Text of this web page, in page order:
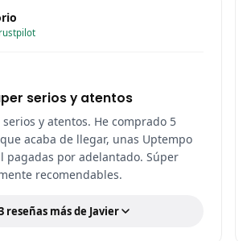
serios y atentos
y atentos. He comprado 5
acaba de llegar, unas Uptempo
pagadas por adelantado. Súper
recomendables.
reseñas más de Javier